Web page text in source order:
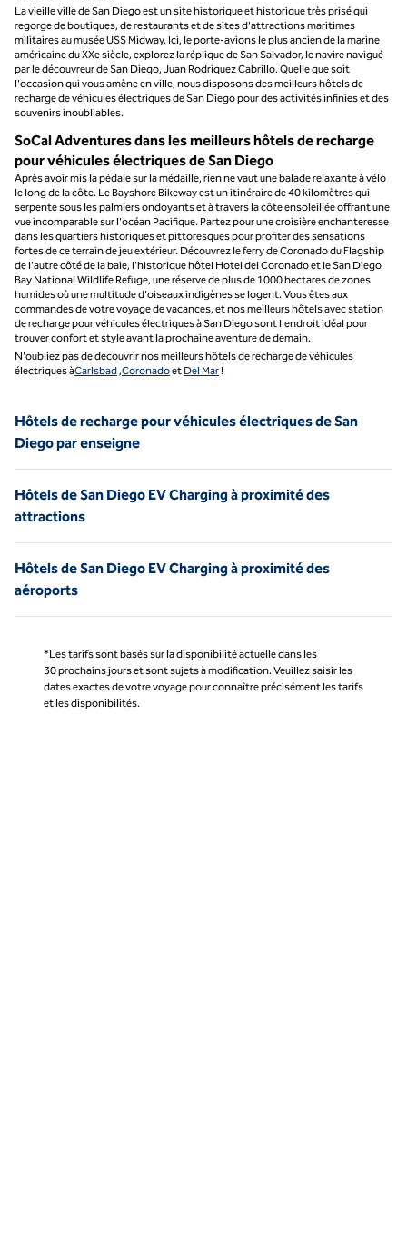
La vieille ville de San Diego est un site historique et historique très prisé qui
regorge de boutiques, de restaurants et de sites d'attractions maritimes
militaires au musée USS Midway. Ici, le porte-avions le plus ancien de la marine
américaine du XXe siècle, explorez la réplique de San Salvador, le navire navigué
par le découvreur de San Diego, Juan Rodriquez Cabrillo. Quelle que soit
l'occasion qui vous amène en ville, nous disposons des meilleurs hôtels de
recharge de véhicules électriques de San Diego pour des activités infinies et des
souvenirs inoubliables.
SoCal Adventures dans les meilleurs hôtels de recharge
pour véhicules électriques de San Diego
Après avoir mis la pédale sur la médaille, rien ne vaut une balade relaxante à vélo
le long de la côte. Le Bayshore Bikeway est un itinéraire de 40 kilomètres qui
serpente sous les palmiers ondoyants et à travers la côte ensoleillée offrant une
vue incomparable sur l'océan Pacifique. Partez pour une croisière enchanteresse
dans les quartiers historiques et pittoresques pour profiter des sensations
fortes de ce terrain de jeu extérieur. Découvrez le ferry de Coronado du Flagship
de l'autre côté de la baie, l'historique hôtel Hotel del Coronado et le San Diego
Bay National Wildlife Refuge, une réserve de plus de 1000 hectares de zones
humides où une multitude d'oiseaux indigènes se logent. Vous êtes aux
commandes de votre voyage de vacances, et nos meilleurs hôtels avec station
de recharge pour véhicules électriques à San Diego sont l'endroit idéal pour
trouver confort et style avant la prochaine aventure de demain.
N'oubliez pas de découvrir nos meilleurs hôtels de recharge de véhicules
électriques àCarlsbad ,Coronadoet Del Mar !
Hôtels de recharge pour véhicules électriques de San
Diego par enseigne
Hôtels de San Diego EV Charging à proximité des
attractions
Hôtels de San Diego EV Charging à proximité des
aéroports
*Les tarifs sont basés sur la disponibilité actuelle dans les
30 prochains jours et sont sujets à modification. Veuillez saisir les
dates exactes de votre voyage pour connaître précisément les tarifs
et les disponibilités.